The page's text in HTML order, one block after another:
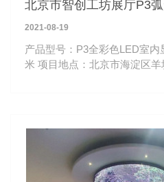
北京市智创工坊展厅P3
2021-08-19
产品型号：P3全彩色LED室内显示屏 屏幕面
米 项目地点：北京市海淀区羊坊店路智创工坊展厅 观看